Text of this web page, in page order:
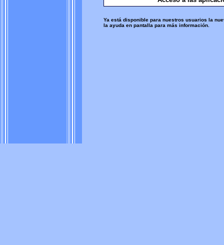
Ya está disponible para nuestros usuarios la
la ayuda en pantalla para más información.